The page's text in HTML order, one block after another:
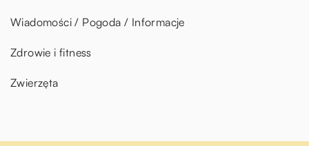
Wiadomości / Pogoda / Informacje
Zdrowie i fitness
Zwierzęta